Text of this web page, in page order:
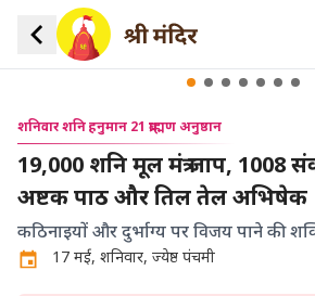
शनिवार शनि हनुमान 21 ब्राह्मण अनुष्ठान
19,000 शनि मूल मंत्र जाप, 1008
अष्टक पाठ और तिल तेल अभिषेक
कठिनाइयों और दुर्भाग्य पर विजय पाने की
17 मई, शनिवार, ज्येष्ठ पंचमी